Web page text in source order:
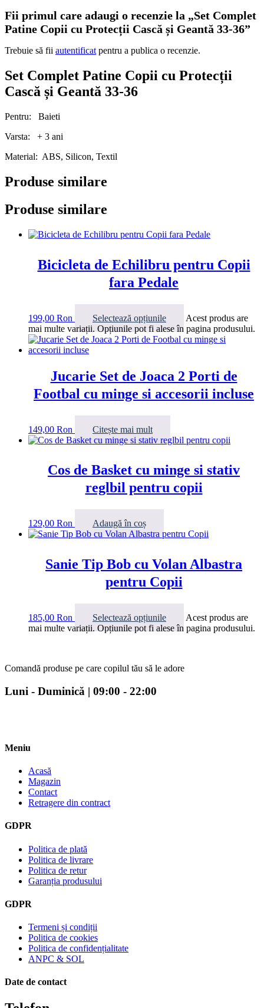
Fii primul care adaugi o recenzie la „Set Complet
Patine Copii cu Protecții Cască și Geantă 33-36”
Trebuie să fii autentificat pentru a publica o recenzie.
Set Complet Patine Copii cu Protecții
Cască și Geantă 33-36
Pentru: Baieti
Varsta: + 3 ani
Material: ABS, Silicon, Textil
Produse similare
Produse similare
Bicicleta de Echilibru pentru Copii
fara Pedale
199,00 Ron Selectează opțiunile
Acest produs are
mai multe variații. Opțiunile pot fi alese în pagina produsului.
Jucarie Set de Joaca 2 Porti de
Footbal cu minge si accesorii incluse
149,00 Ron Citește mai mult
Cos de Basket cu minge si stativ
reglbil pentru copii
129,00 Ron Adaugă în coș
Sanie Tip Bob cu Volan Albastra
pentru Copii
185,00 Ron Selectează opțiunile
Acest produs are
mai multe variații. Opțiunile pot fi alese în pagina produsului.
Comandă produse pe care copilul tău să le adore
Luni - Duminică | 09:00 - 22:00
Meniu
Acasă
Magazin
Contact
Retragere din contract
GDPR
Politica de plată
Politica de livrare
Politica de retur
Garanția produsului
GDPR
Termeni și condiții
Politica de cookies
Politica de confidențialitate
ANPC & SOL
Date de contact